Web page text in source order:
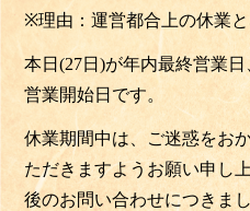
※理由：運営都合上の休業と
本日(27日)が年内最終営業
営業開始日です。
休業期間中は、ご迷惑をお
ただきますようお願い申し
後のお問い合わせにつきま